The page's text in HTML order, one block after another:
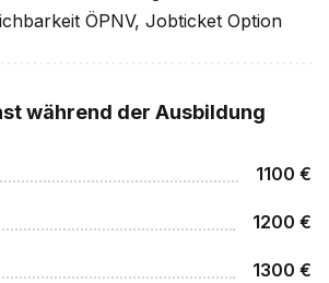
ÖPNV, Jobticket Option
während der Ausbildung
1100 €
1200 €
1300 €